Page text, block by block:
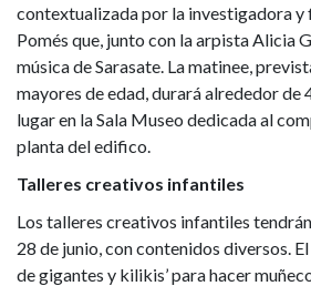
contextualizada por la investigadora
Pomés que, junto con la arpista Alicia
música de Sarasate. La matinee,
mayores de edad, durará alrededor de
lugar en la Sala Museo dedicada al
planta del edifico.
Talleres creativos infantiles
Los talleres creativos infantiles
28 de junio, con contenidos diversos.
de gigantes y kilikis’ para hacer